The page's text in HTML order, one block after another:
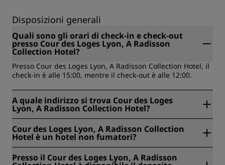
Disposizioni generali
Quali sono gli orari di check-in e check-out
presso Cour des Loges Lyon, A Radisson
Collection Hotel?
Presso Cour des Loges Lyon, A Radisson Collection Hotel, il
check-in è alle 15:00, mentre il check-out è alle 12:00.
A quale indirizzo si trova Cour des Loges
Lyon, A Radisson Collection Hotel?
6 Rue du Boeuf, Lione, Francia.
Cour des Loges Lyon, A Radisson Collection
Hotel è un hotel non fumatori?
hotel per non fumatori.
Presso il Cour des Loges Lyon, A Radisson